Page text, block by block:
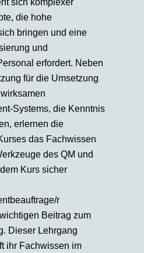
sich komplexer
die hohe
bringen und eine
und
erfordert. Neben
für die Umsetzung
Systems, die Kenntnis
erlernen die
das Fachwissen
des QM und
Kurs sicher
r
Beitrag zum
Dieser Lehrgang
ihr Fachwissen im